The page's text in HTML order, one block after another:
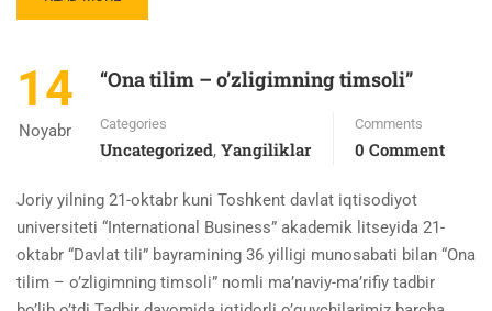
14
Noyabr
“Ona tilim – o’zligimning timsoli”
Categories
Uncategorized, Yangiliklar
Comments
0 Comment
Joriy yilning 21-oktabr kuni Toshkent davlat iqtisodiyot
universiteti “International Business” akademik litseyida 21-
oktabr “Davlat tili” bayramining 36 yilligi munosabati bilan “Ona
tilim – o’zligimning timsoli” nomli ma’naviy-ma’rifiy tadbir